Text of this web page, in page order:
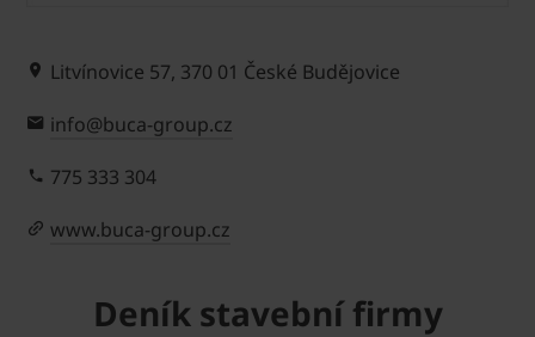
Litvínovice 57, 370 01 České Budějovice
info@buca-group.cz
775 333 304
www.buca-group.cz
Deník stavební firmy